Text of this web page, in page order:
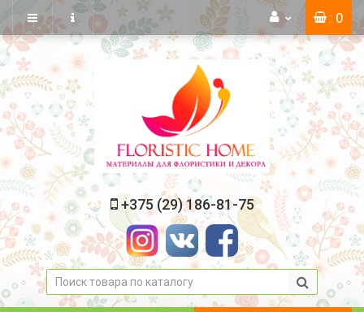
: 0
+375 (29) 186-81-75